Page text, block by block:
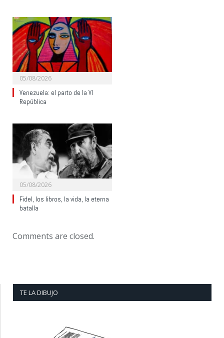
05/08/2026
Venezuela: el parto de la VI
República
05/08/2026
Fidel, los libros, la vida, la eterna
batalla
Comments are closed.
TE LA DIBUJO